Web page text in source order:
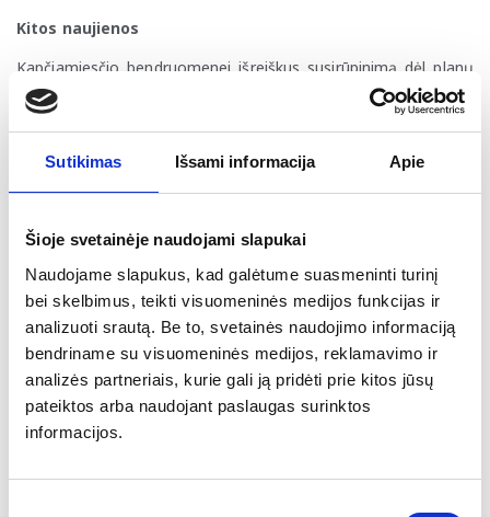
Sutikimas Išsami informacija Apie
Šioje svetainėje naudojami slapukai
Naudojame slapukus, kad galėtume suasmeninti turinį
bei skelbimus, teikti visuomeninės medijos funkcijas ir
analizuoti srautą. Be to, svetainės naudojimo informaciją
bendriname su visuomeninės medijos, reklamavimo ir
analizės partneriais, kurie gali ją pridėti prie kitos jūsų
pateiktos arba naudojant paslaugas surinktos
informacijos.
Kitos naujienos
Kapčiamiesčio bendruomenei išreiškus susirūpinimą dėl planų
steigti naują karinį poligoną,
ketvirtadienį prezidentas G.
Nausėda ir kiti ministrai susitiko su Kapčiamiesčio
bendruomene aptarti susijusius klausimus.
kad NŠA vykdė vidinį tyrimą R. Čiužo atžvilgiu, tačiau nutarė
nenušalinti jo nuo pareigų.
Ekonomikos ir inovacijų ministerija inicijavo įmonių
apklausą dėl verslo priežiūrą atliekančių institucijų
vertinimo. Rezultatai rodo, kadbeveik 60proc. apklaustų
įmonių priežiūros institucijų darbą vertina gerai, o 33
proc. – patenkinamai. Taip pat 47 proc. įmonių nurodė
susiduriančios su neapibrėžtumu, jog planinio patikrinimo metu
buvo vertinami ir tie reikalavimai, kurie nebuvo įtraukti į